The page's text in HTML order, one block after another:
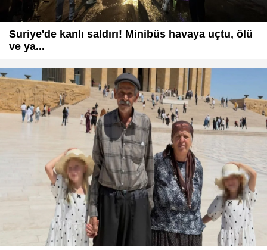
Suriye'de kanlı saldırı! Minibüs havaya uçtu, ölü
ve ya...